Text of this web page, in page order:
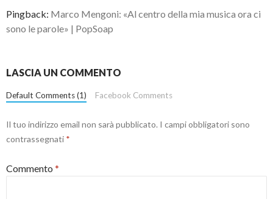
Pingback: Marco Mengoni: «Al centro della mia musica ora ci
sono le parole» | PopSoap
LASCIA UN COMMENTO
Default Comments (1) Facebook Comments
Il tuo indirizzo email non sarà pubblicato. I campi obbligatori sono
contrassegnati *
Commento *